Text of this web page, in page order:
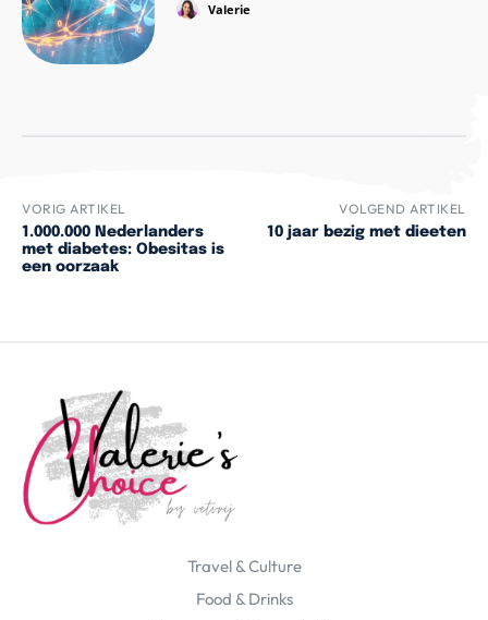
Valerie
VORIG ARTIKEL
1.000.000 Nederlanders
met diabetes: Obesitas is
een oorzaak
VOLGEND ARTIKEL
10 jaar bezig met dieeten
Travel & Culture
Food & Drinks